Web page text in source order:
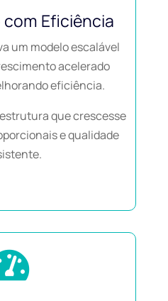
Eficiência
um modelo escalável
acelerado
eficiência.
que crescesse
e qualidade